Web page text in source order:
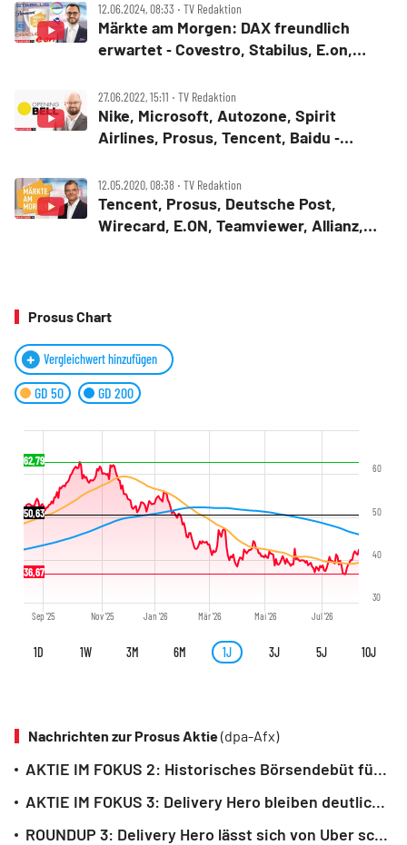
12.06.2024, 08:33 ‧ TV Redaktion
Märkte am Morgen: DAX freundlich
erwartet ‑ Covestro, Stabilus, E.on,
Global, Prosus
27.06.2022, 15:11 ‧ TV Redaktion
Nike, Microsoft, Autozone, Spirit
Airlines, Prosus, Tencent, Baidu ‑
12.05.2020, 08:38 ‧ TV Redaktion
Tencent, Prosus, Deutsche Post,
Wirecard, E.ON, Teamviewer, Allianz,
Prosus Chart
Vergleichwert hinzufügen
GD 50 GD 200
Sep '25 Nov '25 Jan '26 Mär '26 Mai '26 Jul '26
30
40
50
60
50,63
36,67
62,79
1D 1W 3M 6M 1J 3J 5J 10J
Nachrichten zur Prosus Aktie(dpa-Afx)
AKTIE IM FOKUS 2: Historisches Börsendebüt für Chiphersteller CXMT in China
AKTIE IM FOKUS 3: Delivery Hero bleiben deutlich unter Uber-Offerte
ROUNDUP 3: Delivery Hero lässt sich von Uber schlucken - Aktie leicht im Plus